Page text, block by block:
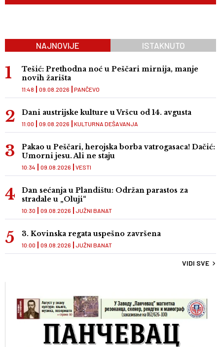
NAJNOVIJE ISTAKNUTO
Tešić: Prethodna noć u Peščari mirnija, manje
novih žarišta
PANČEVO
11:48 09.08.2026
Dani austrijske kulture u Vršcu od 14. avgusta
KULTURNA DEŠAVANJA
11:00 09.08.2026
Pakao u Peščari, herojska borba vatrogasaca! Dačić:
Umorni jesu. Ali ne staju
VESTI
10:34 09.08.2026
Dan sećanja u Plandištu: Održan parastos za
stradale u „Oluji“
JUŽNI BANAT
10:30 09.08.2026
3. Kovinska regata uspešno završena
JUŽNI BANAT
10:00 09.08.2026
VIDI SVE